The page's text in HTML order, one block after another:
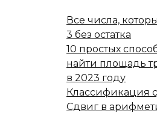
Все числа,
3 без остатка
10 простых
найти площадь
в 2023 году
Классификация
Сдвиг в